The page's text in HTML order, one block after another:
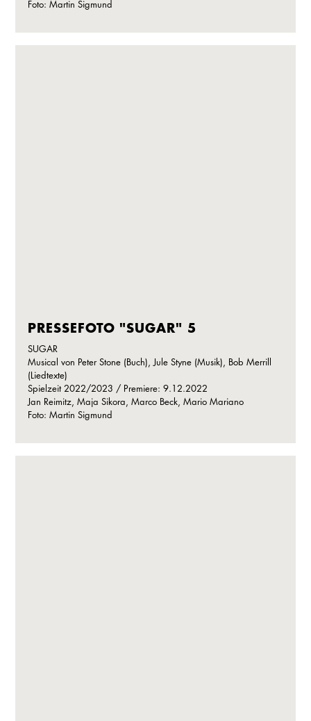
Foto: Martin Sigmund
PRESSEFOTO "SUGAR" 5
SUGAR
Musical von Peter Stone (Buch), Jule Styne (Musik), Bob Merrill
(Liedtexte)
Spielzeit 2022/2023 / Premiere: 9.12.2022
Jan Reimitz, Maja Sikora, Marco Beck, Mario Mariano
Foto: Martin Sigmund